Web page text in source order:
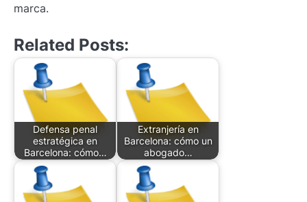
marca.
Related Posts:
Defensa penal
estratégica en
Barcelona: cómo…
Extranjería en
Barcelona: cómo un
abogado…